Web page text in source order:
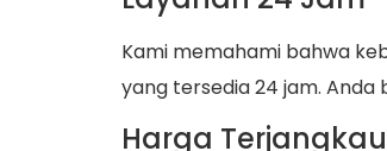
Kami memahami bahwa
yang tersedia 24 jam. Anda
Harga Terjangkau